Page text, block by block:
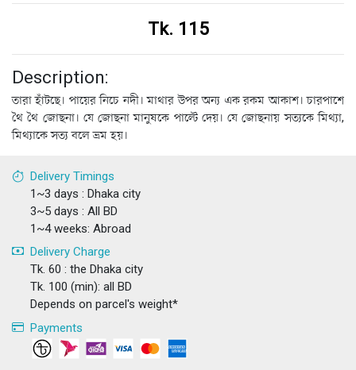
Tk. 115
Description:
তারা হাঁটছে। পায়ের নিচে নদী। মাথার উপর অন্য এক রকম আকাশ। চারপাশে
থৈ থৈ জোছনা। যে জোছনা মানুষকে পাল্টে দেয়। যে জোছনায় সত্যকে মিথ্যা,
মিথ্যাকে সত্য বলে ভ্রম হয়।
Delivery Timings
1~3 days : Dhaka city
3~5 days : All BD
1~4 weeks: Abroad
Delivery Charge
Tk. 60 : the Dhaka city
Tk. 100 (min): all BD
Depends on parcel's weight*
Payments